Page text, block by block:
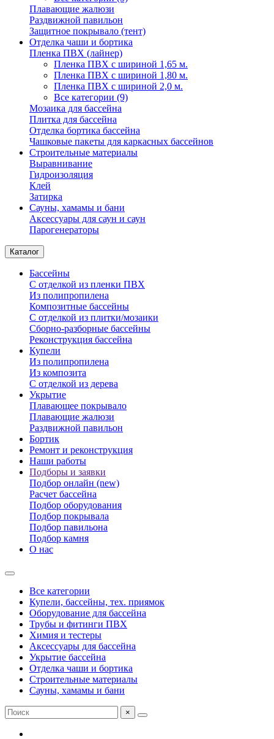
Плавающие жалюзи
Раздвижной павильон
Защитное покрывало (тент)
Отделка чаши и бортика
Пленка ПВХ (лайнер)
Пленка ПВХ с шириной 1,65 м.
Пленка ПВХ с шириной 1,80 м.
Пленка ПВХ с шириной 2,0 м.
Все категории (9)
Мозаика для бассейна
Плитка для бассейна
Отделка бортика бассейна
Чашковые пакеты для каркасных бассейнов
Строительные материалы
Выравнивание
Гидроизоляция
Клей
Затирка
Сауны, хамамы и бани
Аксессуары для саун и саун
Парогенераторы
Каталог
Бассейны
С отделкой из пленки ПВХ
Из полипропилена
Композитные бассейны
С отделкой из плитки/мозаики
Сборно-разборные бассейны
Реконструкция бассейна
Купели
Из полипропилена
Из композита
С отделкой из дерева
Укрытие
Плавающее покрывало
Плавающие жалюзи
Раздвижной павильон
Бортик
Ремонт и реконструкция
Наши работы
Подборы и заявки
Подбор онлайн (new)
Расчет бассейна
Подбор оборудования
Подбор покрывала
Подбор павильона
Подбор камня
О нас
Все категории
Купели, бассейны, тех. приямок
Оборудование для бассейна
Трубы и фитинги ПВХ
Химия и тестеры
Аксессуары для бассейна
Укрытие бассейна
Отделка чаши и бортика
Строительные материалы
Сауны, хамамы и бани
×